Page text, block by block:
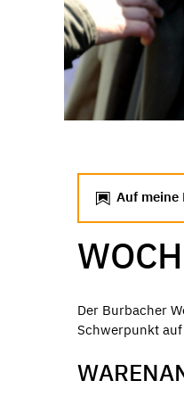
Auf meine
Der Burbacher
Schwerpunkt